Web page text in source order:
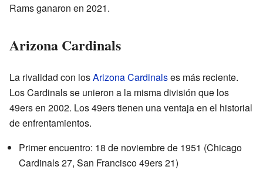
Rams ganaron en 2021.
Arizona Cardinals
La rivalidad con losArizona Cardinalses más reciente.
Los Cardinals se unieron a la misma división que los
49ers en 2002. Los 49ers tienen una ventaja en el historial
de enfrentamientos.
Primer encuentro: 18 de noviembre de 1951 (Chicago
Cardinals 27, San Francisco 49ers 21)